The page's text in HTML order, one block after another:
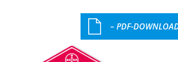
– PDF-